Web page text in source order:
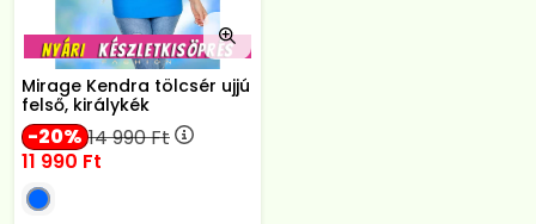
Mirage Kendra tölcsér ujjú
felső, királykék
20 14 990Ft
11 990 Ft